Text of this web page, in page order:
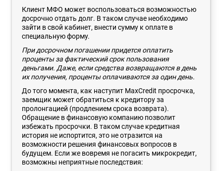
Клиент МФО может воспользоваться возможностью
досрочно отдать долг. В таком случае необходимо
зайти в свой кабинет, внести сумму к оплате в
специальную форму.
При досрочном погашении придется оплатить
проценты за фактический срок пользования
деньгами. Даже, если средства возвращаются в день
их получения, проценты оплачиваются за один день.
До того момента, как наступит MaxCredit просрочка,
заемщик может обратиться к кредитору за
пролонгацией (продлением срока возврата).
Обращение в финансовую компанию позволит
избежать просрочки. В таком случае кредитная
история не испортится, это не отразится на
возможности решения финансовых вопросов в
будущем. Если же вовремя не погасить микрокредит,
возможны неприятные последствия: